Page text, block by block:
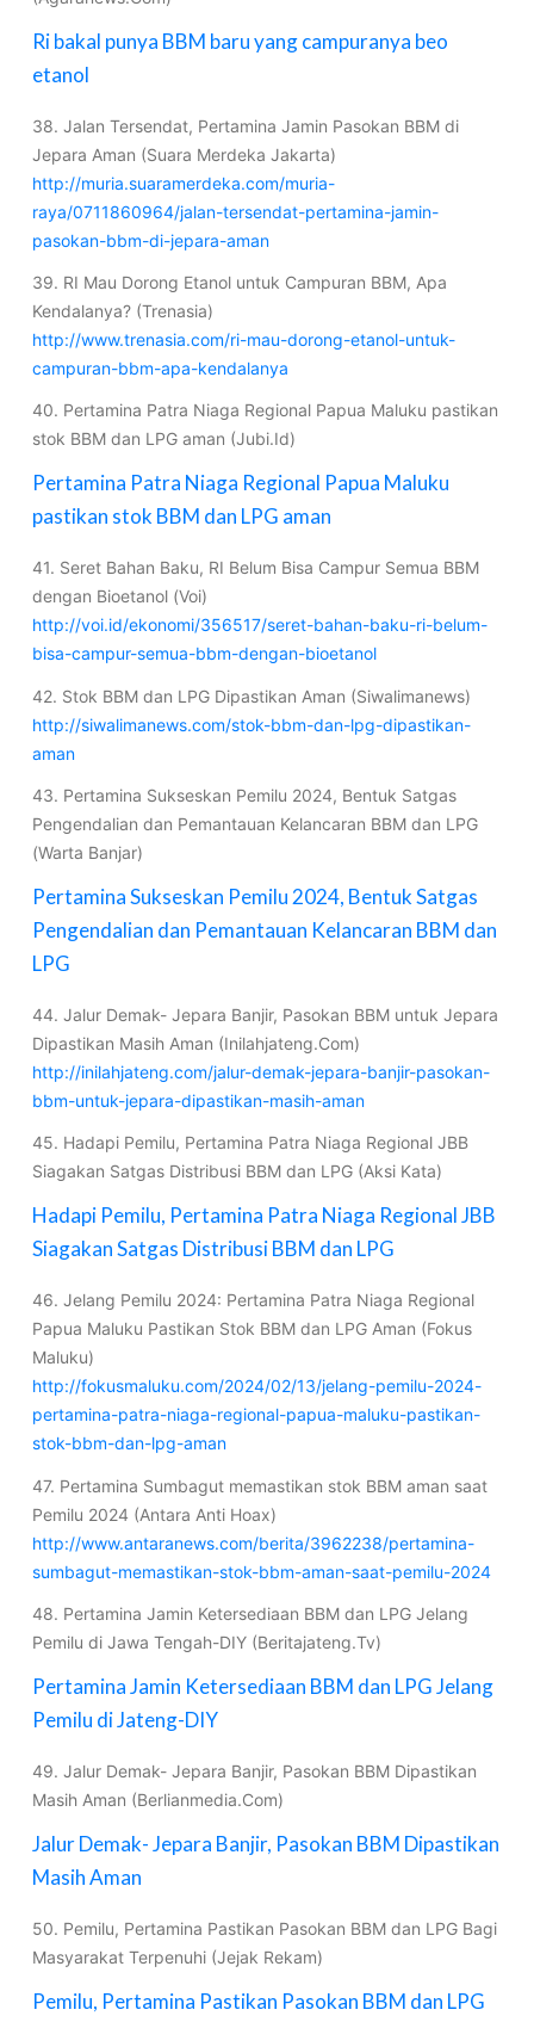
Ri bakal punya BBM baru yang campuranya beo
etanol
38. Jalan Tersendat, Pertamina Jamin Pasokan BBM di
Jepara Aman (Suara Merdeka Jakarta)
http://muria.suaramerdeka.com/muria-
raya/0711860964/jalan-tersendat-pertamina-jamin-
pasokan-bbm-di-jepara-aman
39. RI Mau Dorong Etanol untuk Campuran BBM, Apa
Kendalanya? (Trenasia)
http://www.trenasia.com/ri-mau-dorong-etanol-untuk-
campuran-bbm-apa-kendalanya
40. Pertamina Patra Niaga Regional Papua Maluku pastikan
stok BBM dan LPG aman (Jubi.Id)
Pertamina Patra Niaga Regional Papua Maluku
pastikan stok BBM dan LPG aman
41. Seret Bahan Baku, RI Belum Bisa Campur Semua BBM
dengan Bioetanol (Voi)
http://voi.id/ekonomi/356517/seret-bahan-baku-ri-belum-
bisa-campur-semua-bbm-dengan-bioetanol
42. Stok BBM dan LPG Dipastikan Aman (Siwalimanews)
http://siwalimanews.com/stok-bbm-dan-lpg-dipastikan-
aman
43. Pertamina Sukseskan Pemilu 2024, Bentuk Satgas
Pengendalian dan Pemantauan Kelancaran BBM dan LPG
(Warta Banjar)
Pertamina Sukseskan Pemilu 2024, Bentuk Satgas
Pengendalian dan Pemantauan Kelancaran BBM dan
LPG
44. Jalur Demak- Jepara Banjir, Pasokan BBM untuk Jepara
Dipastikan Masih Aman (Inilahjateng.Com)
http://inilahjateng.com/jalur-demak-jepara-banjir-pasokan-
bbm-untuk-jepara-dipastikan-masih-aman
45. Hadapi Pemilu, Pertamina Patra Niaga Regional JBB
Siagakan Satgas Distribusi BBM dan LPG (Aksi Kata)
Hadapi Pemilu, Pertamina Patra Niaga Regional JBB
Siagakan Satgas Distribusi BBM dan LPG
46. Jelang Pemilu 2024: Pertamina Patra Niaga Regional
Papua Maluku Pastikan Stok BBM dan LPG Aman (Fokus
Maluku)
http://fokusmaluku.com/2024/02/13/jelang-pemilu-2024-
pertamina-patra-niaga-regional-papua-maluku-pastikan-
stok-bbm-dan-lpg-aman
47. Pertamina Sumbagut memastikan stok BBM aman saat
Pemilu 2024 (Antara Anti Hoax)
http://www.antaranews.com/berita/3962238/pertamina-
sumbagut-memastikan-stok-bbm-aman-saat-pemilu-2024
48. Pertamina Jamin Ketersediaan BBM dan LPG Jelang
Pemilu di Jawa Tengah-DIY (Beritajateng.Tv)
Pertamina Jamin Ketersediaan BBM dan LPG Jelang
Pemilu di Jateng-DIY
49. Jalur Demak- Jepara Banjir, Pasokan BBM Dipastikan
Masih Aman (Berlianmedia.Com)
Jalur Demak- Jepara Banjir, Pasokan BBM Dipastikan
Masih Aman
50. Pemilu, Pertamina Pastikan Pasokan BBM dan LPG Bagi
Masyarakat Terpenuhi (Jejak Rekam)
Pemilu, Pertamina Pastikan Pasokan BBM dan LPG